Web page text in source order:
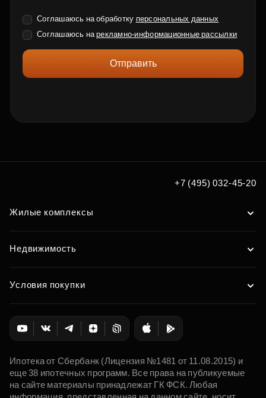
Соглашаюсь на обработку персональных данных
Соглашаюсь нарекламно-информационные рассылки
Отправить
+7 (495) 032-45-20
Жилые комплексы
Недвижимость
Условия покупки
Ипотека от Сбербанк (Лицензия №1481 от 11.08.2015) и
еще 38 ипотечных программ. Все права на публикуемые
на сайте материалы принадлежат ГК ФСК. Любая